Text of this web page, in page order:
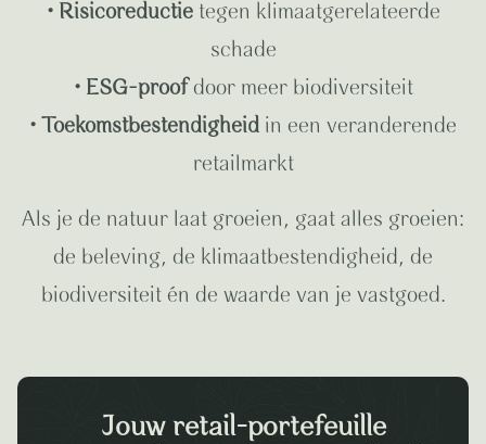
• Risicoreductietegen klimaatgerelateerde
schade
• ESG-proofdoor meer biodiversiteit
• Toekomstbestendigheid in een veranderende
retailmarkt
Als je de natuur laat groeien, gaat alles groeien:
de beleving, de klimaatbestendigheid, de
biodiversiteit én de waarde van je vastgoed.
Jouw retail-portefeuille